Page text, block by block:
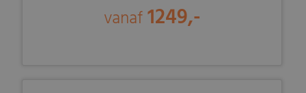
vanaf1249,-